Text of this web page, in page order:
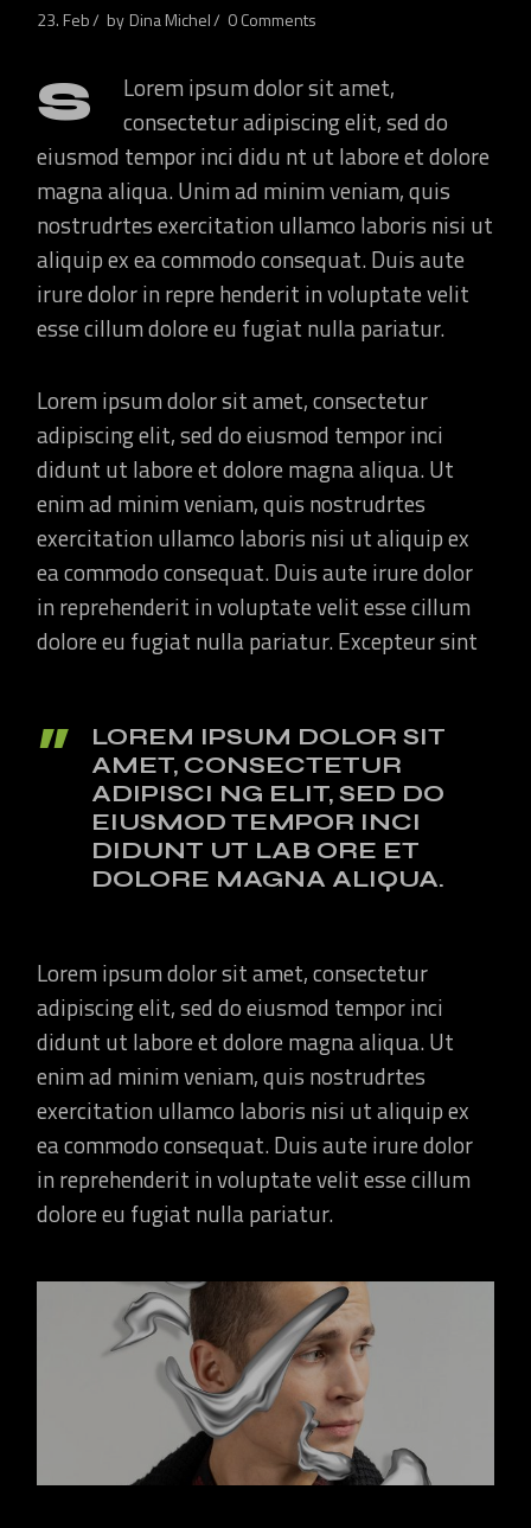
23. Feb by Dina Michel 0 Comments
S
Lorem ipsum dolor sit amet,
consectetur adipiscing elit, sed do
eiusmod tempor inci didu nt ut labore et dolore
magna aliqua. Unim ad minim veniam, quis
nostrudrtes exercitation ullamco laboris nisi ut
aliquip ex ea commodo consequat. Duis aute
irure dolor in repre henderit in voluptate velit
esse cillum dolore eu fugiat nulla pariatur.
Lorem ipsum dolor sit amet, consectetur
adipiscing elit, sed do eiusmod tempor inci
didunt ut labore et dolore magna aliqua. Ut
enim ad minim veniam, quis nostrudrtes
exercitation ullamco laboris nisi ut aliquip ex
ea commodo consequat. Duis aute irure dolor
in reprehenderit in voluptate velit esse cillum
dolore eu fugiat nulla pariatur. Excepteur sint
LOREM IPSUM DOLOR SIT
AMET, CONSECTETUR
ADIPISCI NG ELIT, SED DO
EIUSMOD TEMPOR INCI
DIDUNT UT LAB ORE ET
DOLORE MAGNA ALIQUA.
Lorem ipsum dolor sit amet, consectetur
adipiscing elit, sed do eiusmod tempor inci
didunt ut labore et dolore magna aliqua. Ut
enim ad minim veniam, quis nostrudrtes
exercitation ullamco laboris nisi ut aliquip ex
ea commodo consequat. Duis aute irure dolor
in reprehenderit in voluptate velit esse cillum
dolore eu fugiat nulla pariatur.